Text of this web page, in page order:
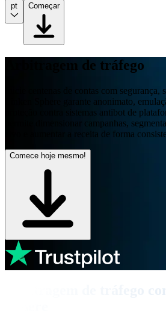
pt Começar
Arbitragem de tráfego
Inicie centenas de contas com
Linken Sphere garante anonimato,
proteção contra sistemas antibot de
permite dimensionar campanhas,
alvo e aumentar a receita de forma
Comece hoje mesmo!
Arbitragem de tráfego